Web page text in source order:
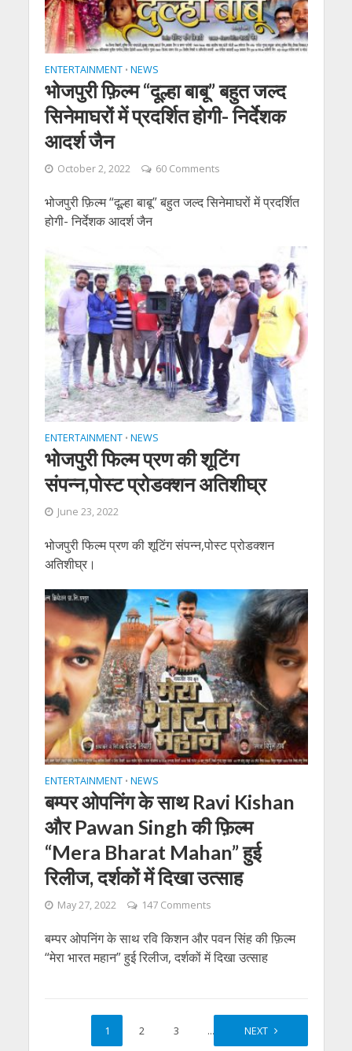
ENTERTAINMENT • NEWS
भोजपुरी फ़िल्म “दूल्हा बाबू” बहुत जल्द
सिनेमाघरों में प्रदर्शित होगी- निर्देशक
आदर्श जैन
October 2, 2022 60 Comments
भोजपुरी फ़िल्म “दूल्हा बाबू” बहुत जल्द सिनेमाघरों में प्रदर्शित
होगी- निर्देशक आदर्श जैन
ENTERTAINMENT • NEWS
भोजपुरी फिल्म प्रण की शूटिंग
संपन्न,पोस्ट प्रोडक्शन अतिशीघ्र
June 23, 2022
भोजपुरी फिल्म प्रण की शूटिंग संपन्न,पोस्ट प्रोडक्शन
अतिशीघ्र।
ENTERTAINMENT • NEWS
बम्पर ओपनिंग के साथ Ravi Kishan
और Pawan Singh की फ़िल्म
“Mera Bharat Mahan” हुई
रिलीज, दर्शकों में दिखा उत्साह
May 27, 2022 147 Comments
बम्पर ओपनिंग के साथ रवि किशन और पवन सिंह की फ़िल्म
“मेरा भारत महान” हुई रिलीज, दर्शकों में दिखा उत्साह
1 2 3 … 50
NEXT